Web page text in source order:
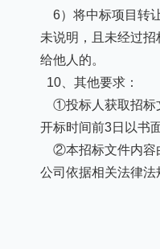
6）将中标项目转
未说明，且未经过
给他人的。
10、其他要求：
①投标人获取招标
开标时间前3日以书
②本招标文件内容
公司依据相关法律法